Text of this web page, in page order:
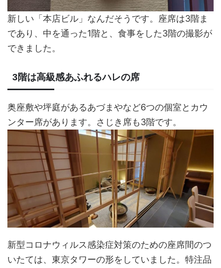
新しい「本店ビル」なんだそうです。座席は3階ま
であり、中を通った1階と、食事をした3階の撮影が
できました。
3階は高級感あふれるハレの席
奥座敷や坪庭があるあづまやなど6つの個室とカウ
ンター席があります。さじき席も3階です。
新型コロナウィルス感染症対策のための座席間のつ
いたては、東京タワーの形をしていました。特注品